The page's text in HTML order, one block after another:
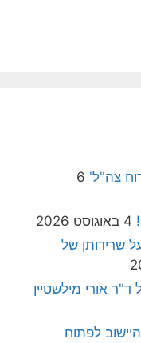
צה"ל' 6
4 באוגוסט 2026
שרידותן של
אורי מילשטיין
לפתוח